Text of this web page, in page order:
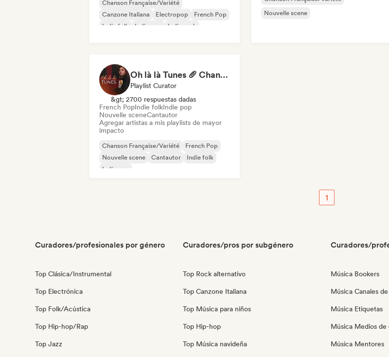
Chanson Française/Variété
Canzone Italiana
Electropop
French Pop
Indie folk
Indie pop
Indie rock
Nouvelle scene
Oh là là Tunes 🥖 Chanson Française & Nouvelle Scène Française
Playlist Curator
&gt; 2700 respuestas dadas
French PopIndie folkIndie pop
Nouvelle sceneCantautor
Agregar artistas a mis playlists de mayor
impacto
Chanson Française/Variété
French Pop
Nouvelle scene
Cantautor
Indie folk
Indie pop
1
Curadores/profesionales por género
Top Clásica/Instrumental
Top Electrónica
Top Folk/Acústica
Top Hip-hop/Rap
Top Jazz
Curadores/pros por subgénero
Top Rock alternativo
Top Canzone Italiana
Top Música para niños
Top Hip-hop
Top Música navideña
Curadores/
Música Bookers
Música Canales
Música Etiquetas
Música Medios
Música Mentores